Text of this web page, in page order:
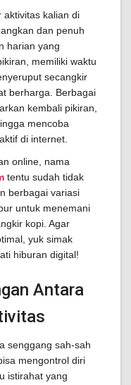
aktivitas kalian di
dan penuh
harian yang
memiliki waktu
secangkir
berharga. Berbagai
kembali pikiran,
mencoba
di internet.
online, nama
tentu sudah tidak
berbagai variasi
untuk menemani
kopi. Agar
yuk simak
hiburan digital!
Antara
senggang sah-sah
mengontrol diri
istirahat yang